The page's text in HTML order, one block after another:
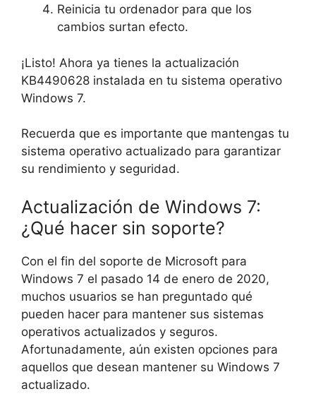
Reinicia tu ordenador para que los
cambios surtan efecto.
¡Listo! Ahora ya tienes la actualización
KB4490628 instalada en tu sistema operativo
Windows 7.
Recuerda que es importante que mantengas tu
sistema operativo actualizado para garantizar
su rendimiento y seguridad.
Actualización de Windows 7:
¿Qué hacer sin soporte?
Con el fin del soporte de Microsoft para
Windows 7 el pasado 14 de enero de 2020,
muchos usuarios se han preguntado qué
pueden hacer para mantener sus sistemas
operativos actualizados y seguros.
Afortunadamente, aún existen opciones para
aquellos que desean mantener su Windows 7
actualizado.